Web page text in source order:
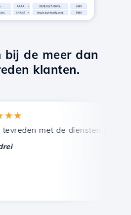
bij de meer dan
klanten.
ondersteuning.
met de diensten die door